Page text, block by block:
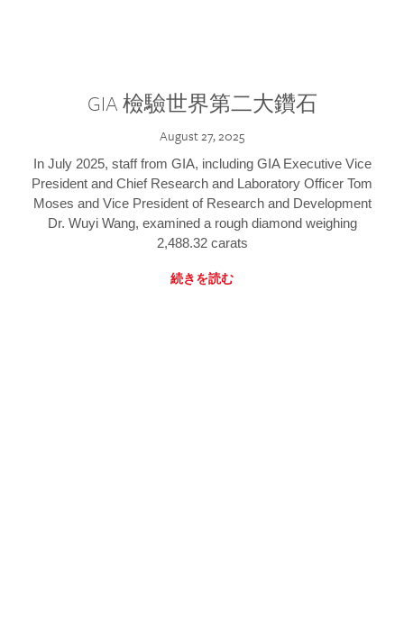
GIA 檢驗世界第二大鑽石
August 27, 2025
In July 2025, staff from GIA, including GIA Executive Vice
President and Chief Research and Laboratory Officer Tom
Moses and Vice President of Research and Development
Dr. Wuyi Wang, examined a rough diamond weighing
2,488.32 carats
続きを読む